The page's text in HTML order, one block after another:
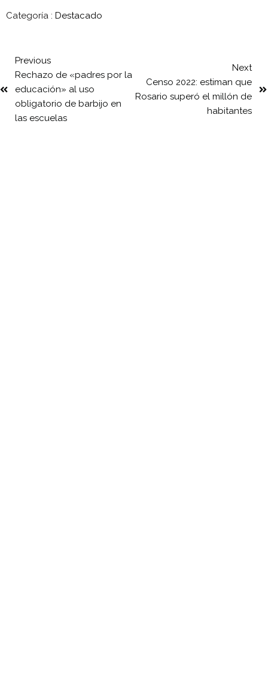
Categoría : Destacado
Previous
Rechazo de «padres por la
educación» al uso
obligatorio de barbijo en
las escuelas
Next
Censo 2022: estiman que
Rosario superó el millón de
habitantes